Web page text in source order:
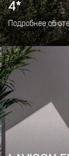
4*
Подробнее об